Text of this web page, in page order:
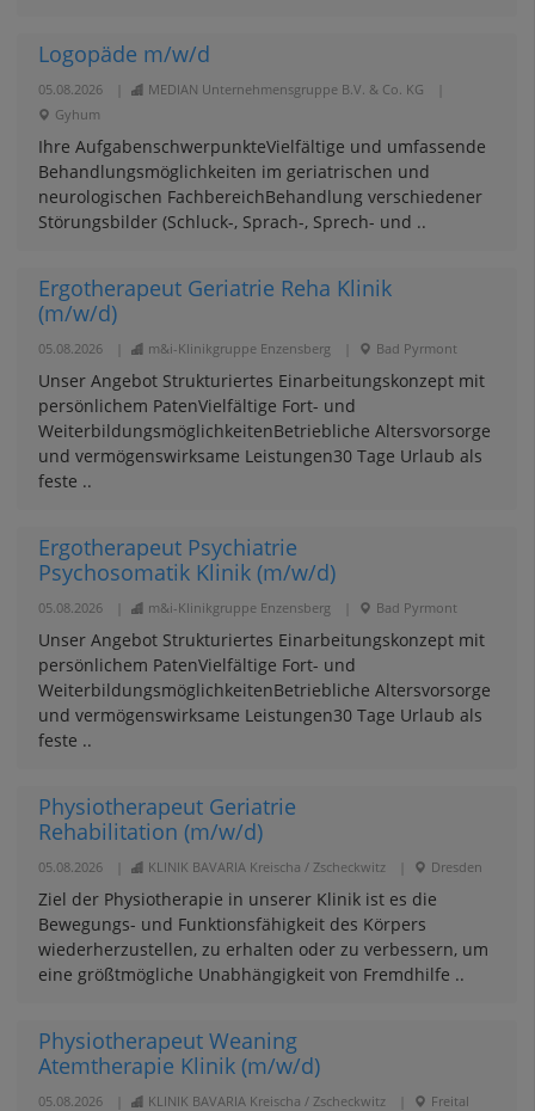
Logopäde m/w/d
05.08.2026 MEDIAN Unternehmensgruppe B.V. & Co. KG
Gyhum
Ihre AufgabenschwerpunkteVielfältige und umfassende
Behandlungsmöglichkeiten im geriatrischen und
neurologischen FachbereichBehandlung verschiedener
Störungsbilder (Schluck-, Sprach-, Sprech- und ..
Ergotherapeut Geriatrie Reha Klinik
(m/w/d)
05.08.2026 m&i-Klinikgruppe Enzensberg Bad Pyrmont
Unser Angebot Strukturiertes Einarbeitungskonzept mit
persönlichem PatenVielfältige Fort- und
WeiterbildungsmöglichkeitenBetriebliche Altersvorsorge
und vermögenswirksame Leistungen30 Tage Urlaub als
feste ..
Ergotherapeut Psychiatrie
Psychosomatik Klinik (m/w/d)
05.08.2026 m&i-Klinikgruppe Enzensberg Bad Pyrmont
Unser Angebot Strukturiertes Einarbeitungskonzept mit
persönlichem PatenVielfältige Fort- und
WeiterbildungsmöglichkeitenBetriebliche Altersvorsorge
und vermögenswirksame Leistungen30 Tage Urlaub als
feste ..
Physiotherapeut Geriatrie
Rehabilitation (m/w/d)
05.08.2026 KLINIK BAVARIA Kreischa / Zscheckwitz Dresden
Ziel der Physiotherapie in unserer Klinik ist es die
Bewegungs- und Funktionsfähigkeit des Körpers
wiederherzustellen, zu erhalten oder zu verbessern, um
eine größtmögliche Unabhängigkeit von Fremdhilfe ..
Physiotherapeut Weaning
Atemtherapie Klinik (m/w/d)
05.08.2026 KLINIK BAVARIA Kreischa / Zscheckwitz Freital